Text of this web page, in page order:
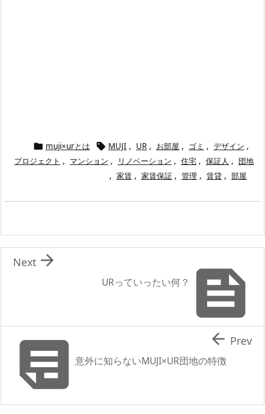
 muji×urとは  MUJI , UR , お部屋 , ゴミ , デザイン ,
プロジェクト , マンション , リノベーション , 住宅 , 保証人 , 団地
, 家賃 , 家賃保証 , 管理 , 賃貸 , 部屋

URっていったい何？

Next
意外に知らないMUJI×UR団地の特徴
 Prev